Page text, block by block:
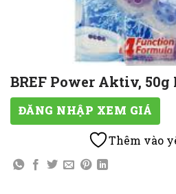
BREF Power Aktiv, 50g
ĐĂNG NHẬP XEM GIÁ
Thêm vào